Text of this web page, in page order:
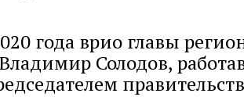
года врио главы
Солодов,